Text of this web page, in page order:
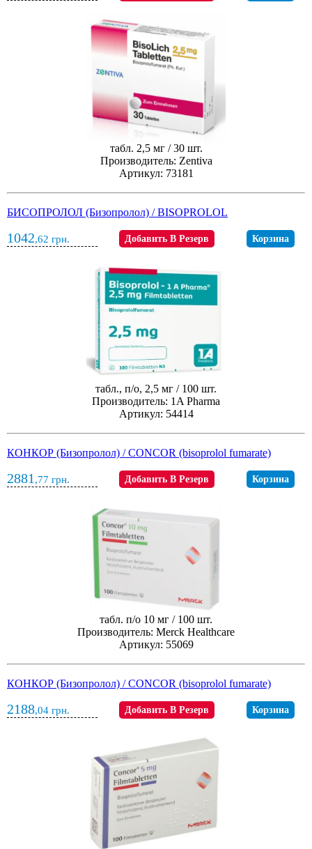
табл. 2,5 мг / 30 шт.
Производитель: Zentiva
Артикул: 73181
БИСОПРОЛОЛ (Бизопролол) / BISOPROLOL
1042,62 грн. Добавить В Резерв Корзина
табл., п/о, 2,5 мг / 100 шт.
Производитель: 1A Pharma
Артикул: 54414
КОНКОР (Бизопролол) / CONCOR (bisoprolol fumarate)
2881 ,77 грн. Добавить В Резерв Корзина
табл. п/о 10 мг / 100 шт.
Производитель: Merck Healthcare
Артикул: 55069
КОНКОР (Бизопролол) / CONCOR (bisoprolol fumarate)
2188,04 грн. Добавить В Резерв Корзина